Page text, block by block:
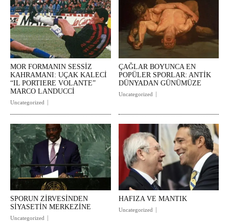
MOR FORMANIN SESSİZ
KAHRAMANI: UÇAK KALECİ
“IL PORTIERE VOLANTE”
MARCO LANDUCCİ
Uncategorized
ÇAĞLAR BOYUNCA EN
POPÜLER SPORLAR: ANTİK
DÜNYADAN GÜNÜMÜZE
Uncategorized
SPORUN ZİRVESİNDEN
SİYASETİN MERKEZİNE
Uncategorized
HAFIZA VE MANTIK
Uncategorized